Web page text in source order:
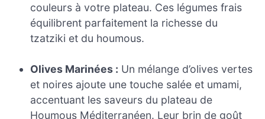
couleurs à votre plateau. Ces légumes frais
équilibrent parfaitement la richesse du
tzatziki et du houmous.
Olives Marinées : Un mélange d’olives vertes
et noires ajoute une touche salée et umami,
accentuant les saveurs du plateau de
Houmous Méditerranéen. Leur brin de goût